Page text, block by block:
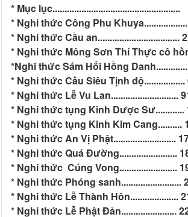
* Mục lục.....................................................
* Nghi thức Công Phu Khuya
* Nghi thức Cầu an..................................
* Nghi thức Mông Sơn Thí Thực cô
*Nghi thức Sám Hối Hồng
* Nghi thức Cầu Siêu Tịnh độ.................
* Nghi thức Lễ Vu Lan............................
* Nghi thức tụng Kinh Dược Sư............
* Nghi thức tụng Kinh Kim Cang..........
* Nghi thức An Vị Phật..........................
* Nghi thức Quá Đường........................
* Nghi thức Cúng Vong........................
* Nghi thức Phóng sanh.........................
* Nghi thức Lễ Thành Hôn....................
* Nghi thức Lễ Phật Đản.......................